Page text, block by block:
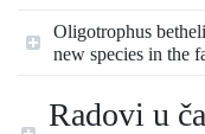
Oligotrophus
new species in the
Radovi u